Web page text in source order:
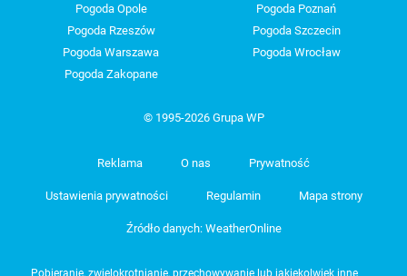
Pogoda Opole
Pogoda Poznań
Pogoda Rzeszów
Pogoda Szczecin
Pogoda Warszawa
Pogoda Wrocław
Pogoda Zakopane
© 1995-2026 Grupa WP
Reklama O nas Prywatność
Ustawienia prywatności Regulamin Mapa strony
Źródło danych: WeatherOnline
Pobieranie, zwielokrotnianie, przechowywanie lub jakiekolwiek inne